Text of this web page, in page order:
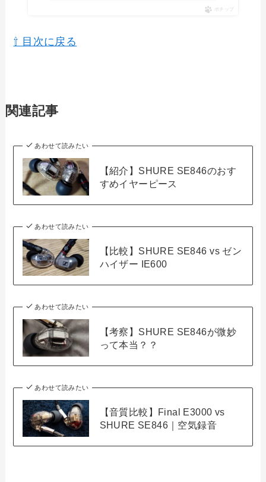
ポチップ
⇧ 目次に戻る
関連記事
あわせて読みたい
【紹介】SHURE SE846のおす
すめイヤーピース
あわせて読みたい
【比較】SHURE SE846 vs ゼン
ハイザー IE600
あわせて読みたい
【考察】SHURE SE846が微妙
って本当？？
あわせて読みたい
【音質比較】Final E3000 vs
SHURE SE846｜空気録音